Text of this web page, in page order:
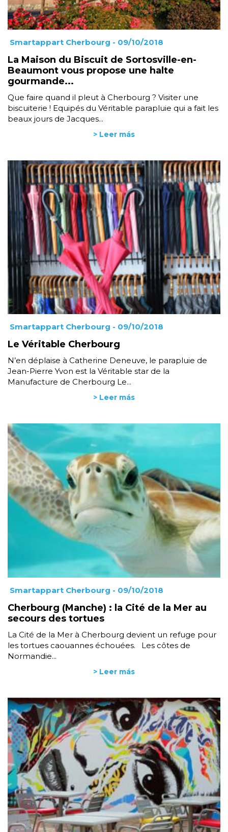
Smartappart Cherbourg - 09/10/2018
La Maison du Biscuit de Sortosville-en-
Beaumont vous propose une halte
gourmande...
Que faire quand il pleut à Cherbourg ? Visiter une
biscuiterie ! Equipés du Véritable parapluie qui a fait les
beaux jours de Jacques...
> Leer más
Smartappart Cherbourg - 09/10/2018
Le Véritable Cherbourg
N’en déplaise à Catherine Deneuve, le parapluie de
Jean-Pierre Yvon est la Véritable star de la
Manufacture de Cherbourg Le...
> Leer más
Smartappart Cherbourg - 09/10/2018
Cherbourg (Manche) : la Cité de la Mer au
secours des tortues
La Cité de la Mer à Cherbourg devient un refuge pour
les tortues caouannes échouées. Les côtes de
Normandie...
> Leer más